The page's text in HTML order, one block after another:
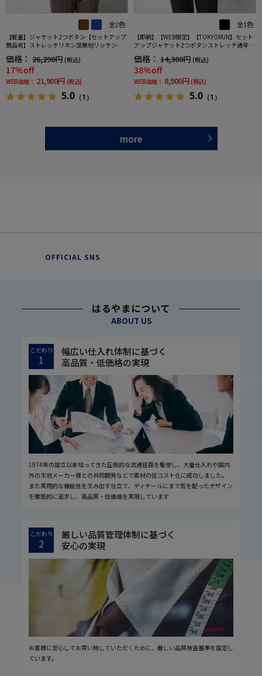
全2色
【軽量】ジャケット2つボタン【セットアップ
商品有】ストレッチリネン混無地リッケンバ
ッカー春夏
価格： 26,290円 (税込)
17%off
WEB価格： 21,900円 (税込)
5.0 （1）
全1色
【即納】【WEB限定】【TOKYORUN】セット
アップジャケット2つボタンストレッチ通年ウ
ォッシャブル
価格： 14,300円 (税込)
38%off
WEB価格： 8,900円 (税込)
5.0 （1）
more
OFFICIAL SNS
はるやまについて
ABOUT US
こだわり
1
幅広い仕入れ体制に基づく
高品質・低価格の実現
1974年の設立以来培ってきた圧倒的な流通経路を駆使し、大量仕入れや国内
外の生地メーカー様との共同開発などで素材の低コスト化に成功しました。
また実用的な機能性を生み出す仕立て、ディテールにまで気を配ったデザイン
を徹底的に追求し、高品質・低価格を実現しています
こだわり
2
厳しい品質管理体制に基づく
安心の実現
お客様に安心してお買い物していただくために、厳しい品質検査基準を設定し
ています。